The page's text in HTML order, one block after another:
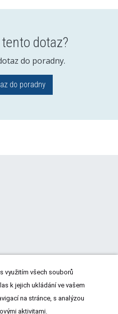
dotaz?
do poradny.
do poradny
3408
využitím všech souborů
k jejich ukládání ve vašem
na stránce, s analýzou
aktivitami.